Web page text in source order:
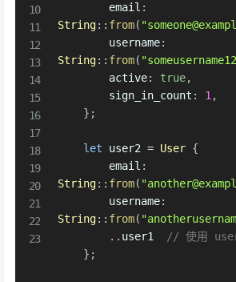
        email
:
String:: from(
        username
:
String:: from(
        active
: true,
        sign_in_count
: 1,
} ;
let user2 = User {
        email
:
String:: from(
        username
:
String:: from(
.. user1
// 使用
} ;